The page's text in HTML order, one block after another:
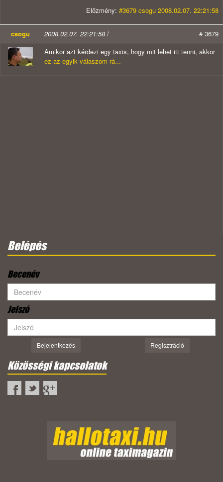
Előzmény: #3679 csogu 2008.02.07. 22:21:58
csogu 2008.02.07. 22:21:58 /
# 3679
Amikor azt kérdezi egy taxis, hogy mit lehet itt tenni, akkor
ez az egyik válaszom rá...
Belépés
Becenév
Jelszó
Bejelentkezés Regisztráció
Közösségi kapcsolatok